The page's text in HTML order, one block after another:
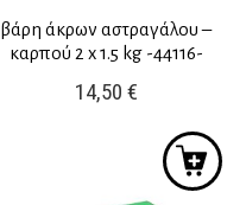
βάρη άκρων αστραγάλου –
καρπού 2 x 1.5 kg -44116-
14,50 €